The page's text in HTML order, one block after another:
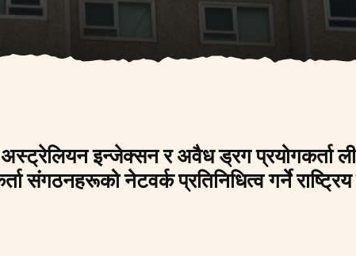
इन्जेक्सन र अवैध ड्रग प्रयोगकर्ता
संगठनहरूको नेटवर्क प्रतिनिधित्व गर्ने